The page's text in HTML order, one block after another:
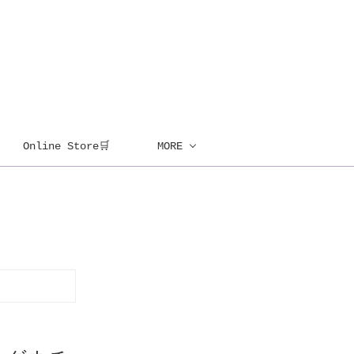
Online Store🛒 MORE